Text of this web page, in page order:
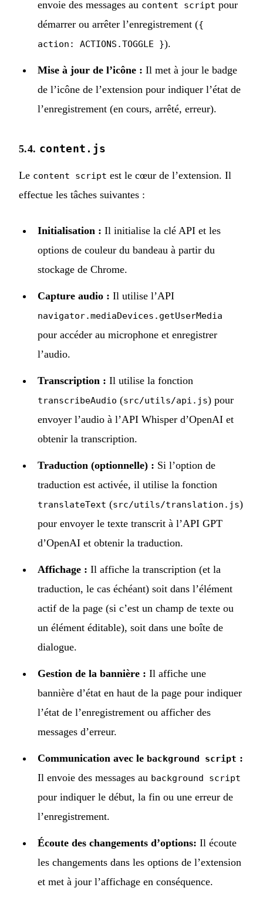
envoie des messages au content script pour
démarrer ou arrêter l’enregistrement ({
action: ACTIONS.TOGGLE }).
Mise à jour de l’icône : Il met à jour le badge
de l’icône de l’extension pour indiquer l’état de
l’enregistrement (en cours, arrêté, erreur).
5.4. content.js
Le content script est le cœur de l’extension. Il
effectue les tâches suivantes :
Initialisation : Il initialise la clé API et les
options de couleur du bandeau à partir du
stockage de Chrome.
Capture audio : Il utilise l’API
navigator.mediaDevices.getUserMedia
pour accéder au microphone et enregistrer
l’audio.
Transcription : Il utilise la fonction
transcribeAudio (src/utils/api.js) pour
envoyer l’audio à l’API Whisper d’OpenAI et
obtenir la transcription.
Traduction (optionnelle) : Si l’option de
traduction est activée, il utilise la fonction
translateText (src/utils/translation.js)
pour envoyer le texte transcrit à l’API GPT
d’OpenAI et obtenir la traduction.
Affichage : Il affiche la transcription (et la
traduction, le cas échéant) soit dans l’élément
actif de la page (si c’est un champ de texte ou
un élément éditable), soit dans une boîte de
dialogue.
Gestion de la bannière : Il affiche une
bannière d’état en haut de la page pour indiquer
l’état de l’enregistrement ou afficher des
messages d’erreur.
Communication avec le background script :
Il envoie des messages au background script
pour indiquer le début, la fin ou une erreur de
l’enregistrement.
Écoute des changements d’options: Il écoute
les changements dans les options de l’extension
et met à jour l’affichage en conséquence.